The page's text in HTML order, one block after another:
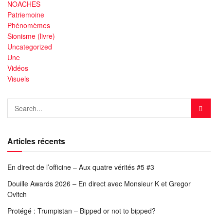
NOACHES
Patriemoine
Phénomèmes
Sionisme (livre)
Uncategorized
Une
Vidéos
Visuels
Articles récents
En direct de l’officine – Aux quatre vérités #5 #3
Douille Awards 2026 – En direct avec Monsieur K et Gregor
Ovitch
Protégé : Trumpistan – Bipped or not to bipped?